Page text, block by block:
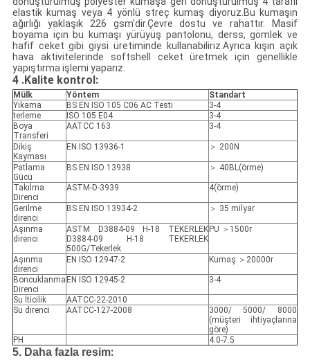
elastik kumaş veya 4 yönlü streç kumaş diyoruz.Bu kumaşın
ağırlığı yaklaşık 226 gsm'dir.Çevre dostu ve rahattır. Masif
boyama için bu kumaşı yürüyüş pantolonu, derss, gömlek ve
hafif ceket gibi giysi üretiminde kullanabiliriz.Ayrıca kışın açık
hava aktivitelerinde softshell ceket üretmek için genellikle
yapıştırma işlemi yaparız.
4 .Kalite kontrol:
Mülk Yöntem
Standart
Yıkama
BS EN ISO 105 C06 AC Testi
3-4
terleme
ISO 105 E04
3-4
Boya
Transferi
AATCC 163 3-4
Dikiş
Kayması
EN ISO 13936-1 ＞ 200N
Patlama
Gücü
BS EN ISO 13938 ＞ 40BL(örme)
Takılma
Direnci
ASTM-D-3939 4(örme)
Gerilme
direnci
BS EN ISO 13934-2 ＞ 35 milyar
Aşınma
direnci
ASTM D3884-09 H-18 TEKERLEK
D3884-09 H-18 TEKERLEK
500G/Tekerlek
PU ＞1500r
Aşınma
direnci
EN ISO 12947-2 Kumaş ＞20000r
Boncuklanma
Direnci
EN ISO 12945-2 3-4
Su İticilik
AATCC-22-2010
Su direnci
AATCC-127-2008
3000/ 5000/ 8000
(müşteri ihtiyaçlarına
göre)
PH
4.0-7.5
5. Daha fazla resim: